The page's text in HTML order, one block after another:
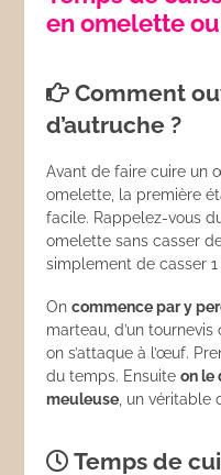
en omelette
Comment
d’autruche ?
Avant de faire cuire un
omelette, la première
facile. Rappelez-vous
omelette sans casser
simplement de casser
Oncommence par y
marteau, d’un
on s’attaque à l’œuf.
du temps. Ensuiteon le
meuleuse , un véritable
Temps de